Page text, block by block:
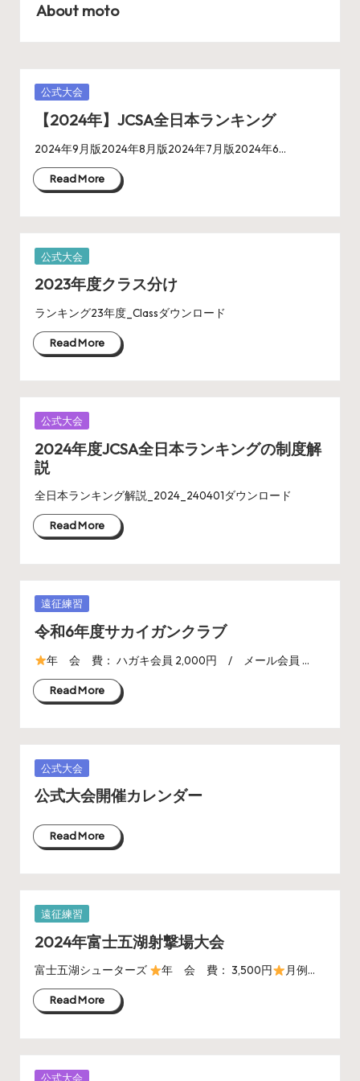
About moto
Posted
公式大会
【2024年】JCSA全日本ランキング
2024年9月版2024年8月版2024年7月版2024年6…
Read More
Posted
公式大会
2023年度クラス分け
ランキング23年度_Classダウンロード
Read More
Posted
公式大会
2024年度JCSA全日本ランキングの制度解
説
全日本ランキング解説_2024_240401ダウンロード
Read More
Posted
遠征練習
令和6年度サカイガンクラブ
年 会 費： ハガキ会員 2,000円 / メール会員 …
Read More
Posted
公式大会
公式大会開催カレンダー
Read More
Posted
遠征練習
2024年富士五湖射撃場大会
富士五湖シューターズ 年 会 費： 3,500円 月例…
Read More
Posted
公式大会